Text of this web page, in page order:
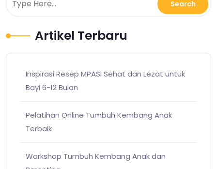
Artikel Terbaru
Inspirasi Resep MPASI Sehat dan Lezat untuk
Bayi 6-12 Bulan
Pelatihan Online Tumbuh Kembang Anak
Terbaik
Workshop Tumbuh Kembang Anak dan